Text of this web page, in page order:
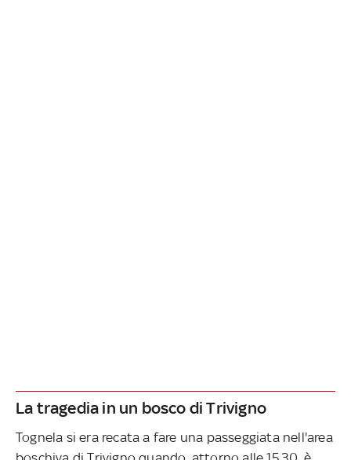
La tragedia in un bosco di Trivigno
Tognela si era recata a fare una passeggiata nell'area